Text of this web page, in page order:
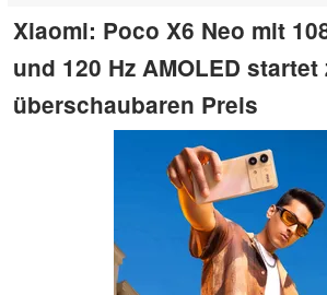
Xiaomi: Poco X6 Neo mit
und 120 Hz AMOLED startet
überschaubaren Preis